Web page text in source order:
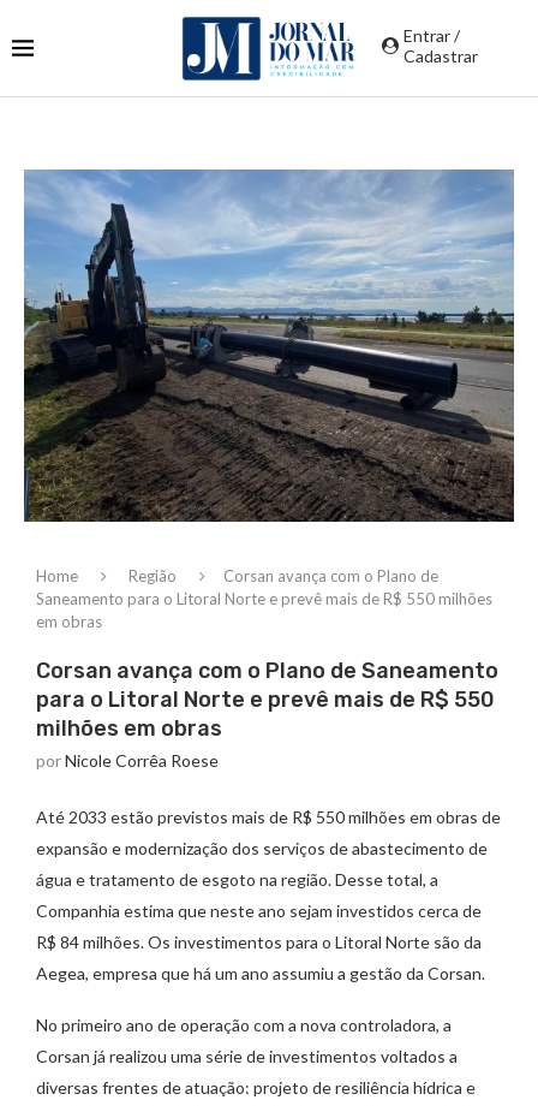
Entrar /
Cadastrar
Home Região
Corsan avança com o Plano de
Saneamento para o Litoral Norte e prevê mais de R$ 550 milhões
em obras
Corsan avança com o Plano de Saneamento
para o Litoral Norte e prevê mais de R$ 550
milhões em obras
porNicole Corrêa Roese
Até 2033 estão previstos mais de R$ 550 milhões em obras de
expansão e modernização dos serviços de abastecimento de
água e tratamento de esgoto na região. Desse total, a
Companhia estima que neste ano sejam investidos cerca de
R$ 84 milhões. Os investimentos para o Litoral Norte são da
Aegea, empresa que há um ano assumiu a gestão da Corsan.
No primeiro ano de operação com a nova controladora, a
Corsan já realizou uma série de investimentos voltados a
diversas frentes de atuação: projeto de resiliência hídrica e